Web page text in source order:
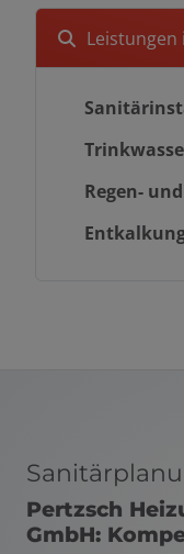
Regen-
Pertzsch
GmbH: